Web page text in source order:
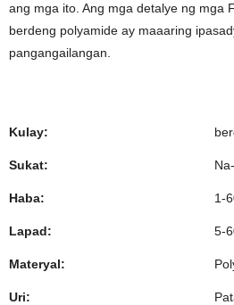
ang mga ito. Ang mga detalye ng mga
berdeng polyamide ay maaaring
pangangailangan.
Kulay:
Sukat:
Haba: 1-
Lapad: 5-
Materyal:
Uri: